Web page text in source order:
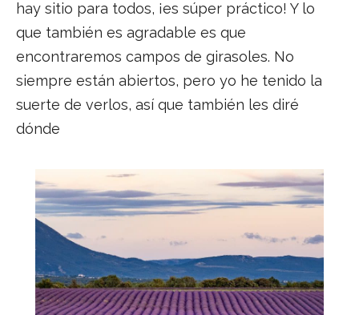
hay sitio para todos, ¡es súper práctico! Y lo
que también es agradable es que
encontraremos campos de girasoles. No
siempre están abiertos, pero yo he tenido la
suerte de verlos, así que también les diré
dónde